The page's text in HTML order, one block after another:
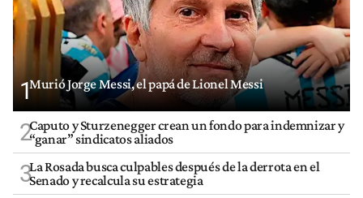
1Murió Jorge Messi, el papá de Lionel Messi
2Caputo y Sturzenegger crean un fondo para indemnizar y
“ganar” sindicatos aliados
3La Rosada busca culpables después de la derrota en el
Senado y recalcula su estrategia